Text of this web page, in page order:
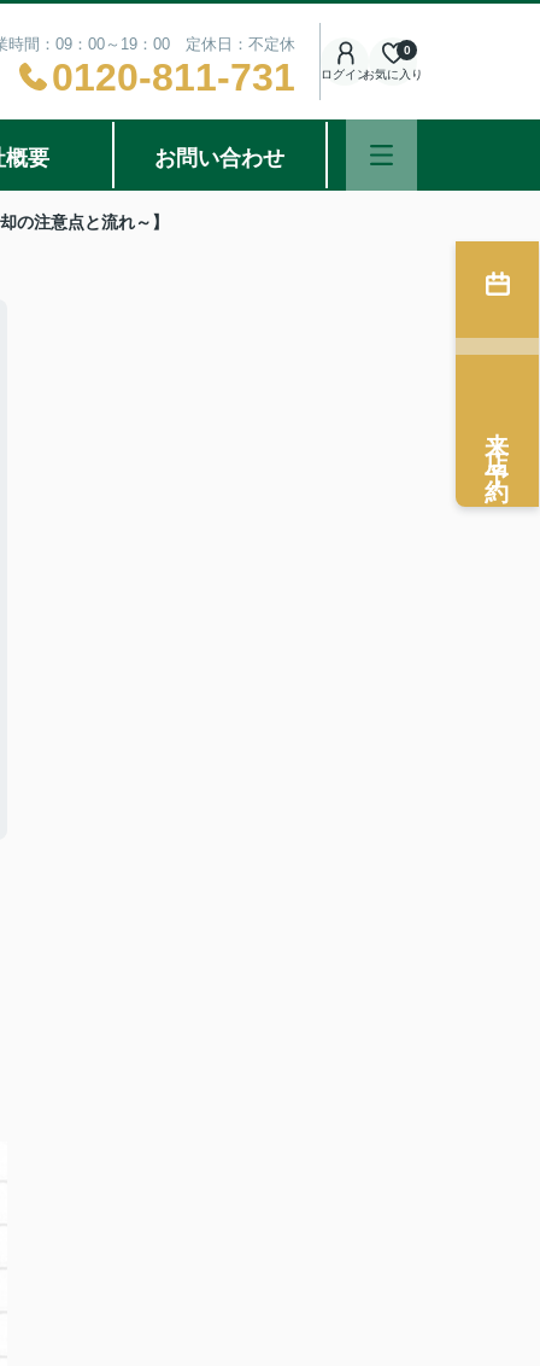
時間：09：00～19：00 定休日：不定休
0120-811-731 ログインお気に入り
0
概要 お問い合わせ
の注意点と流れ～】
来店予約